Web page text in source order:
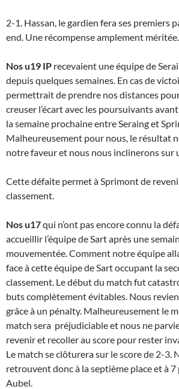
2-1. Hassan, le gardien fera ses premiers
end. Une récompense amplement méritée.
Nos u19 IP recevaient une équipe de
depuis quelques semaines. En cas de
permettrait de prendre nos distances
creuser l’écart avec les poursuivants
la semaine prochaine entre Seraing et
Malheureusement pour nous, le résultat
notre faveur et nous nous inclinerons sur
Cette défaite permet à Sprimont de
classement.
Nos u17qui n’ont pas encore connu la
accueillir l’équipe de Sart après une
mouvementée. Comment notre équipe
face à cette équipe de Sart occupant la
classement. Le début du match fut
buts complètement évitables. Nous
grâce à un pénalty. Malheureusement le
match sera préjudiciable et nous ne
revenir et recoller au score pour rester
Le match se clôturera sur le score de 2-3.
retrouvent donc à la septième place et à
Aubel.